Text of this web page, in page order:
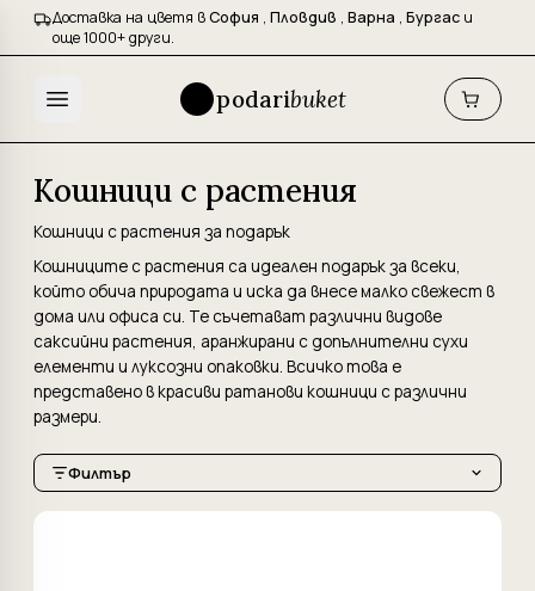
Доставка на цветя вСофия , Пловдив , Варна , Бургас и
още 1000+ други.
podaribuket
Кошници с растения
Кошници с растения за подарък
Кошниците с растения са идеален подарък за всеки,
който обича природата и иска да внесе малко свежест в
дома или офиса си. Те съчетават различни видове
саксийни растения, аранжирани с допълнителни сухи
елементи и луксозни опаковки. Всичко това е
представено в красиви ратанови кошници с различни
размери.
Филтър